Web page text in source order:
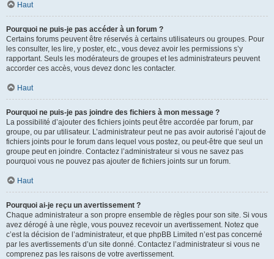
Haut
Pourquoi ne puis-je pas accéder à un forum ?
Certains forums peuvent être réservés à certains utilisateurs ou groupes. Pour
les consulter, les lire, y poster, etc., vous devez avoir les permissions s’y
rapportant. Seuls les modérateurs de groupes et les administrateurs peuvent
accorder ces accès, vous devez donc les contacter.
Haut
Pourquoi ne puis-je pas joindre des fichiers à mon message ?
La possibilité d’ajouter des fichiers joints peut être accordée par forum, par
groupe, ou par utilisateur. L’administrateur peut ne pas avoir autorisé l’ajout de
fichiers joints pour le forum dans lequel vous postez, ou peut-être que seul un
groupe peut en joindre. Contactez l’administrateur si vous ne savez pas
pourquoi vous ne pouvez pas ajouter de fichiers joints sur un forum.
Haut
Pourquoi ai-je reçu un avertissement ?
Chaque administrateur a son propre ensemble de règles pour son site. Si vous
avez dérogé à une règle, vous pouvez recevoir un avertissement. Notez que
c’est la décision de l’administrateur, et que phpBB Limited n’est pas concerné
par les avertissements d’un site donné. Contactez l’administrateur si vous ne
comprenez pas les raisons de votre avertissement.